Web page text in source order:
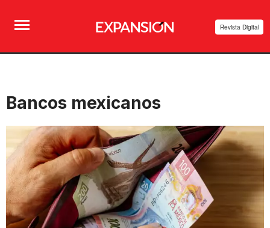
Revista Digital
Bancos mexicanos